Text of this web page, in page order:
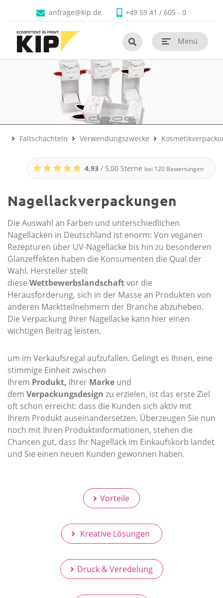
Untermenü schließen
Produkte
Untermenü
Untermenü schließen
Branchen
Untermenü schließen
Unternehmen
Untermenü schließen
Kontaktanfrage@kip.de +49 59 41 / 605 - 0
Menü
Faltschachteln Verwendungszwecke
4,93 / 5,00 Sterne bei 120 Bewertungen
Nagellackverpackungen
Die Auswahl an Farben und unterschiedlichen
Nagellacken in Deutschland ist enorm: Von veganen
Rezepturen über UV-Nagellacke bis hin zu besonderen
Glanzeffekten haben die Konsumenten die Qual der
Wahl. Hersteller stellt
diese Wettbewerbslandschaftvor die
Herausforderung, sich in der Masse an Produkten von
anderen Marktteilnehmern der Branche abzuheben.
Die Verpackung Ihrer Nagellacke kann hier einen
wichtigen Beitrag leisten,
um im Verkaufsregal aufzufallen. Gelingt es Ihnen, eine
stimmige Einheit zwischen
Ihrem Produkt, Ihrer Marke und
dem Verpackungsdesign zu erzielen, ist das erste Ziel
oft schon erreicht: dass die Kunden sich aktiv mit
Ihrem Produkt aus­einandersetzen. Überzeugen Sie nun
noch mit Ihren Produkt­informationen, stehen die
Chancen gut, dass Ihr Nagellack im Einkaufskorb landet
und Sie einen neuen Kunden gewonnen haben.
Vorteile
Kreative Lösungen
Druck & Veredelung